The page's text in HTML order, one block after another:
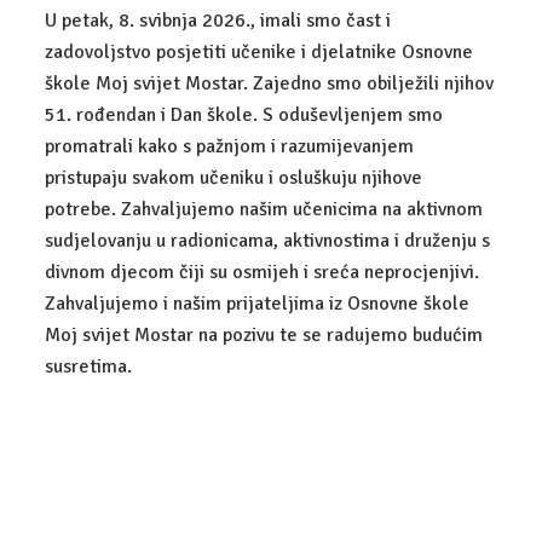
U petak, 8. svibnja 2026., imali smo čast i
zadovoljstvo posjetiti učenike i djelatnike Osnovne
škole Moj svijet Mostar. Zajedno smo obilježili njihov
51. rođendan i Dan škole. S oduševljenjem smo
promatrali kako s pažnjom i razumijevanjem
pristupaju svakom učeniku i osluškuju njihove
potrebe. Zahvaljujemo našim učenicima na aktivnom
sudjelovanju u radionicama, aktivnostima i druženju s
divnom djecom čiji su osmijeh i sreća neprocjenjivi.
Zahvaljujemo i našim prijateljima iz Osnovne škole
Moj svijet Mostar na pozivu te se radujemo budućim
susretima.
FINANCIJSKO-RAČUNOVODSTVENI TEHNIČAR
POSLOVNO-PRAVNI TEHNIČAR
GALERIJA
KONTAKT